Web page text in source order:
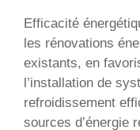
Efficacité
les rénovations
existants, en
l’installation de
refroidissement
sources d’énergie